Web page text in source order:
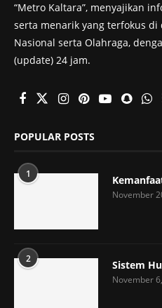
“Metro Kaltara”, menyajikan
serta menarik yang terfokus
Nasional serta Olahraga,
(update) 24 jam.
POPULAR POSTS
1
November
2 Sistem
November